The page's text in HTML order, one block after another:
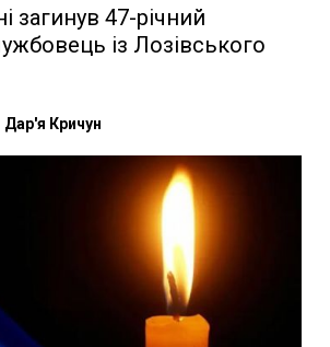
загинув 47-річний
із Лозівського
Дар'я Кричун